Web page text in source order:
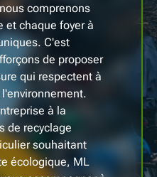
comprenons
et chaque foyer à
C'est
de proposer
qui respectent à
à la
de recyclage
souhaitant
écologique, ML